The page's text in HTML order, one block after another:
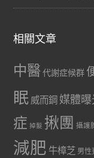
相關文章
中醫代謝症候群
眠 威而鋼 媒體曝
症 掉髮 揪團 攝護
減肥 牛樟芝 男性